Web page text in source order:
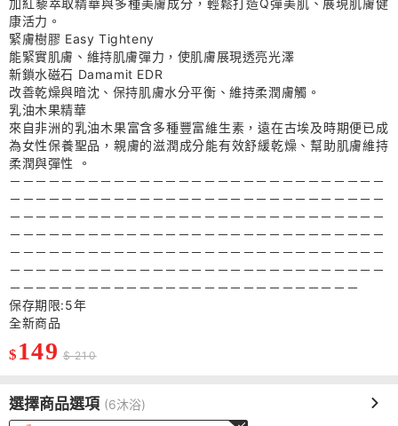
康活力。
緊膚樹膠 Easy Tighteny
能緊實肌膚、維持肌膚彈力，使肌膚展現透亮光澤
新鎖水磁石 Damamit EDR
改善乾燥與暗沈、保持肌膚水分平衡、維持柔潤膚觸。
乳油木果精華
來自非洲的乳油木果富含多種豐富維生素，遠在古埃及時期便已成
為女性保養聖品，親膚的滋潤成分能有效舒緩乾燥、幫助肌膚維持
柔潤與彈性 。
－－－－－－－－－－－－－－－－－－－－－－－－－－－－－
－－－－－－－－－－－－－－－－－－－－－－－－－－－－－
－－－－－－－－－－－－－－－－－－－－－－－－－－－－－
－－－－－－－－－－－－－－－－－－－－－－－－－－－－－
－－－－－－－－－－－－－－－－－－－－－－－－－－－－－
－－－－－－－－－－－－－－－－－－－－－－－－－－－－－
－－－－－－－－－－－－－－－－－－－－－－－－－－－
保存期限:5年
全新商品
$ 149 $ 210
選擇商品選項 (6沐浴)